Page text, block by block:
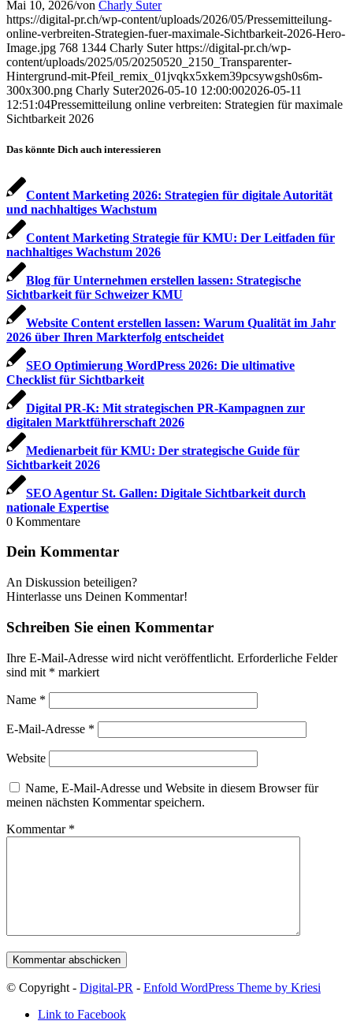
Mai 10, 2026/von Charly Suter
https://digital-pr.ch/wp-content/uploads/2026/05/Pressemitteilung-
online-verbreiten-Strategien-fuer-maximale-Sichtbarkeit-2026-Hero-
Image.jpg 768 1344 Charly Suter https://digital-pr.ch/wp-
content/uploads/2025/05/20250520_2150_Transparenter-
Hintergrund-mit-Pfeil_remix_01jvqkx5xkem39pcsywgsh0s6m-
300x300.png Charly Suter2026-05-10 12:00:002026-05-11
12:51:04Pressemitteilung online verbreiten: Strategien für maximale
Sichtbarkeit 2026
Das könnte Dich auch interessieren
Content Marketing 2026: Strategien für digitale Autorität
und nachhaltiges Wachstum
Content Marketing Strategie für KMU: Der Leitfaden für
nachhaltiges Wachstum 2026
Blog für Unternehmen erstellen lassen: Strategische
Sichtbarkeit für Schweizer KMU
Website Content erstellen lassen: Warum Qualität im Jahr
2026 über Ihren Markterfolg entscheidet
SEO Optimierung WordPress 2026: Die ultimative
Checklist für Sichtbarkeit
Digital PR-K: Mit strategischen PR-Kampagnen zur
digitalen Marktführerschaft 2026
Medienarbeit für KMU: Der strategische Guide für
Sichtbarkeit 2026
SEO Agentur St. Gallen: Digitale Sichtbarkeit durch
nationale Expertise
0 Kommentare
Dein Kommentar
An Diskussion beteiligen?
Hinterlasse uns Deinen Kommentar!
Schreiben Sie einen Kommentar
Ihre E-Mail-Adresse wird nicht veröffentlicht. Erforderliche Felder
sind mit * markiert
Name *
E-Mail-Adresse *
Website
Name, E-Mail-Adresse und Website in diesem Browser für
meinen nächsten Kommentar speichern.
Kommentar *
© Copyright - Digital-PR - Enfold WordPress Theme by Kriesi
Link to Facebook